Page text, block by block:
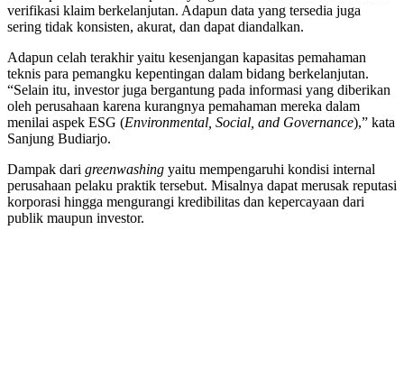
verifikasi klaim berkelanjutan. Adapun data yang tersedia juga
sering tidak konsisten, akurat, dan dapat diandalkan.
Adapun celah terakhir yaitu kesenjangan kapasitas pemahaman
teknis para pemangku kepentingan dalam bidang berkelanjutan.
“Selain itu, investor juga bergantung pada informasi yang diberikan
oleh perusahaan karena kurangnya pemahaman mereka dalam
menilai aspek ESG (Environmental, Social, and Governance),” kata
Sanjung Budiarjo.
Dampak dari greenwashing yaitu mempengaruhi kondisi internal
perusahaan pelaku praktik tersebut. Misalnya dapat merusak reputasi
korporasi hingga mengurangi kredibilitas dan kepercayaan dari
publik maupun investor.